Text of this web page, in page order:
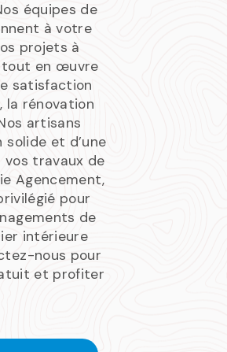
équipes de
à votre
projets à
tout en œuvre
satisfaction
la rénovation
artisans
et d’une
vos travaux de
Agencement,
pour
de
intérieure
nous pour
et profiter